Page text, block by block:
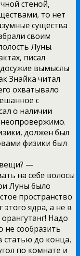
стеной,
то нет
существа
своим
Луны.
писал
вымыслы
Знайка читал
охватывало
с
о наличии
должен был
физики был
вещи? —
на себе волосы
Луны было
пространство
этого ядра, а не в
Надо
не сообразить
статью до конца,
по комнате и